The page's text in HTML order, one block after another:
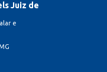
Juiz de
e